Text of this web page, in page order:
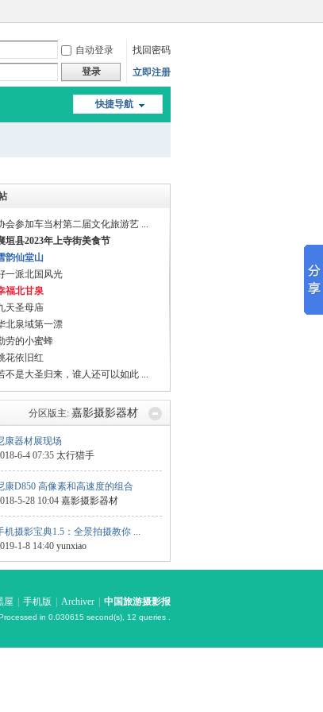
自动登录
找回密码
登录 立即注册
快捷导航
会参加车当村第二届文化旅游艺 ...
垣县2023年上寺街美食节
韵仙堂山
一派北国风光
福北甘泉
天圣母庙
北泉域第一漂
劳的小蜜蜂
花依旧红
不是大圣归来，谁人还可以如此 ...
分区版主: 嘉影摄影器材
康器材展现场
6-4 07:35 太行猎手
康D850 高像素和高速度的组合
5-28 10:04 嘉影摄影器材
机摄影宝典1.5：全景拍摄教你 ...
1-8 14:40 yunxiao
屋 手机版 Archiver 中国旅游摄影报
in 0.030615 second(s), 12 queries .